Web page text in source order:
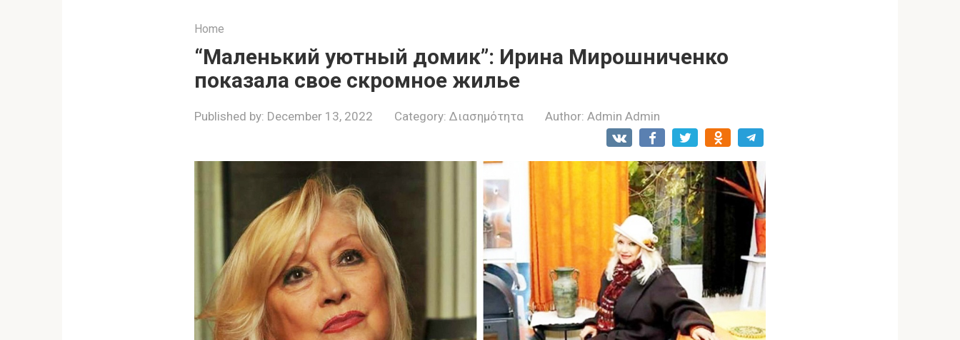
Home
“Маленький уютный домик”: Ирина Мирошниченко
показала свое скромное жилье
Published by: December 13, 2022 Category: Διασημότητα Author: Admin Admin